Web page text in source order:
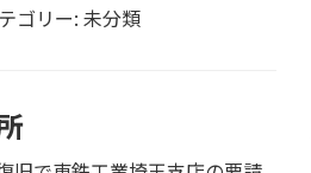
ゴリー: 未分類